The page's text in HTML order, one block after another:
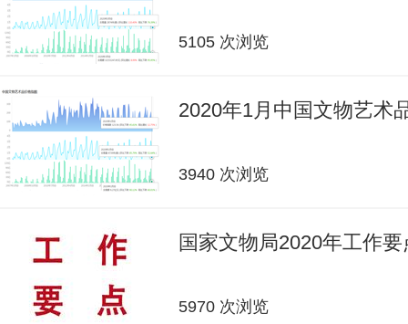
5105 次浏览
2020年1月中国文物艺术
3940 次浏览
国家文物局2020年工作要
5970 次浏览